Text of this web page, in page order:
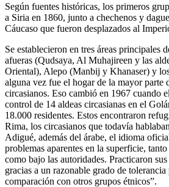
Según fuentes históricas, los primeros
a Siria en 1860, junto a chechenos y
Cáucaso que fueron desplazados al
Se establecieron en tres áreas principales
afueras (Qudsaya, Al Muhajireen y las
Oriental), Alepo (Manbij y Khanaser) y
alguna vez fue el hogar de la mayor parte
circasianos. Eso cambió en 1967 cuando
control de 14 aldeas circasianas en el
18.000 residentes. Estos encontraron
Rima, los circasianos que todavía
Adigué, además del árabe, el idioma
problemas aparentes en la superficie,
como bajo las autoridades. Practicaron
gracias a un razonable grado de
comparación con otros grupos étnicos”.